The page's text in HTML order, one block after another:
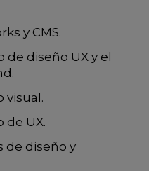
y CMS.
diseño UX y el
visual.
de UX.
de diseño y